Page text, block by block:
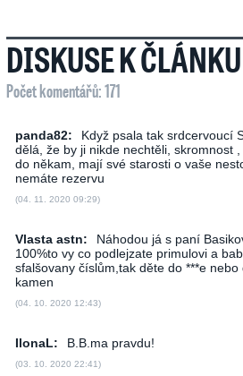
DISKUSE K ČLÁNKU
Počet komentářů: 171
panda82:
Když psala tak srdcervoucí
dělá, že by ji nikde nechtěli, skromnost
do někam, mají své starosti o vaše
nemáte rezervu
(04. 11. 2020 09:29)
Vlasta astn:
Náhodou já s paní
100%to vy co podlejzate primulovi a
sfalšovany číslům,tak děte do ***e
kamen
(04. 10. 2020 12:43)
IlonaL: B.B.ma pravdu!
(03. 10. 2020 22:41)